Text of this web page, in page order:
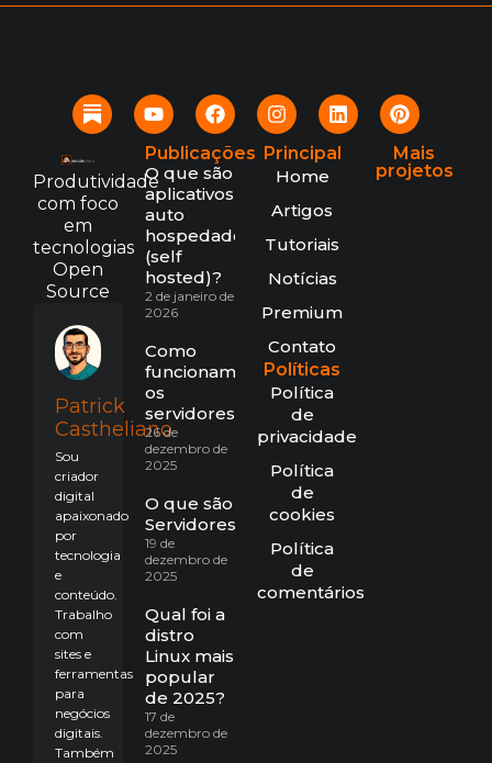
Produtividade
com foco
em
tecnologias
Open
Source
Patrick
Castheliano
Sou
criador
digital
apaixonado
por
tecnologia
e
conteúdo.
Trabalho
com
sites e
ferramentas
para
negócios
digitais.
Também
Publicações
O que são
aplicativos
auto
hospedados
(self
hosted)?
2 de janeiro de
2026
Como
funcionam
os
servidores?
26 de
dezembro de
2025
O que são
Servidores?
19 de
dezembro de
2025
Qual foi a
distro
Linux mais
popular
de 2025?
17 de
dezembro de
2025
Principal
Home
Artigos
Tutoriais
Notícias
Premium
Contato
Políticas
Política
de
privacidade
Política
de
cookies
Política
de
comentários
Mais
projetos